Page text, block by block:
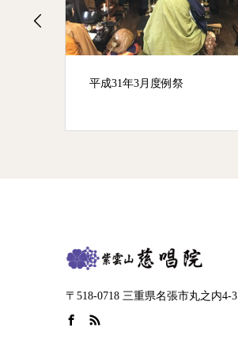
平成31年3月度例祭
〒518-0718 三重県名張市丸之内4-3